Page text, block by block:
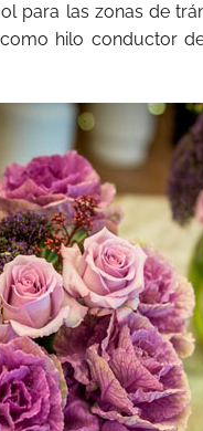
para las zonas de
hilo conductor